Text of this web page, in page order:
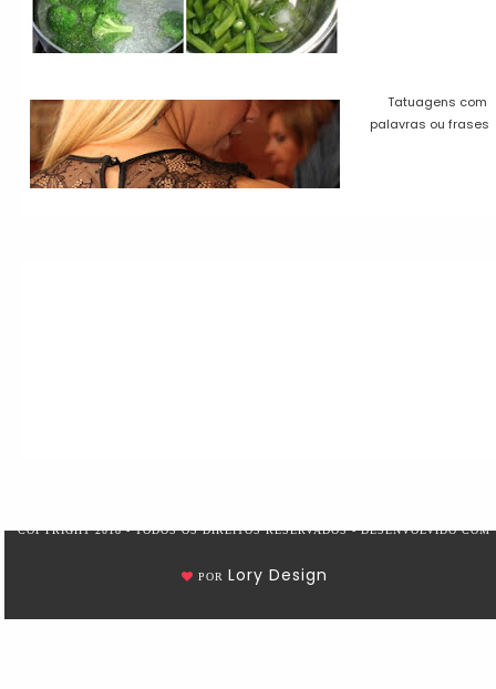
Tatuagens com
palavras ou frases
COPYRIGHT 2018 - TODOS OS DIREITOS RESERVADOS - DESENVOLVIDO COM
POR Lory Design